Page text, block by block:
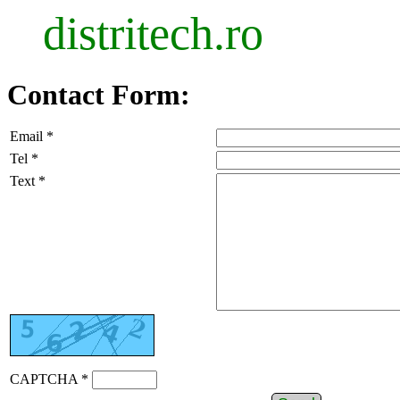
distritech.ro
Contact Form:
Email *
Tel *
Text *
CAPTCHA *